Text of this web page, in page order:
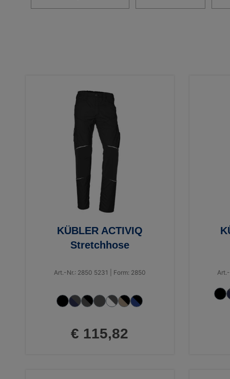
KÜBLER ACTIVIQ
Stretchhose
Art.-Nr.: 2850 5231 | Form: 2850
€ 115,82